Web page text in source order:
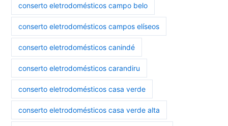
conserto eletrodomésticos campo belo
conserto eletrodomésticos campos elíseos
conserto eletrodomésticos canindé
conserto eletrodomésticos carandiru
conserto eletrodomésticos casa verde
conserto eletrodomésticos casa verde alta